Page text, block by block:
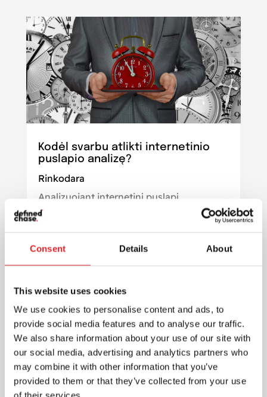
Consent Details About
This website uses cookies
We use cookies to personalise content and ads, to
provide social media features and to analyse our traffic.
We also share information about your use of our site with
our social media, advertising and analytics partners who
may combine it with other information that you’ve
provided to them or that they’ve collected from your use
Kodėl svarbu atlikti internetinio
puslapio analizę?
Rinkodara
Analizuojant internetinį puslapį,
skaitmeninės reklamos agentūra gali
pateikti daug naudingos informacijos apie